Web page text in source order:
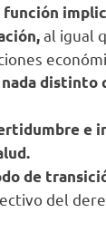
al igual
nada
e
de
del